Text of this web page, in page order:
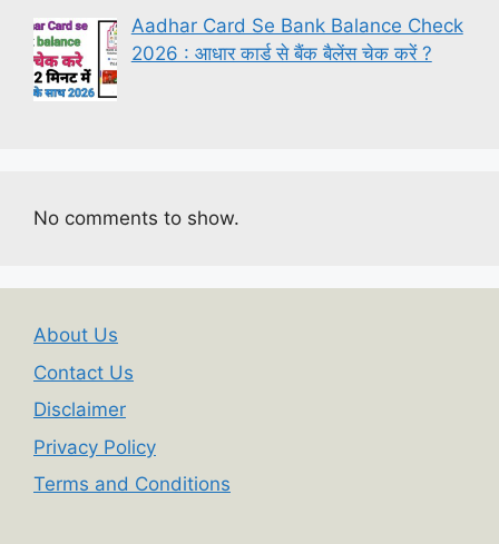
Aadhar Card Se Bank Balance Check
2026 : आधार कार्ड से बैंक बैलेंस चेक करें ?
No comments to show.
About Us
Contact Us
Disclaimer
Privacy Policy
Terms and Conditions